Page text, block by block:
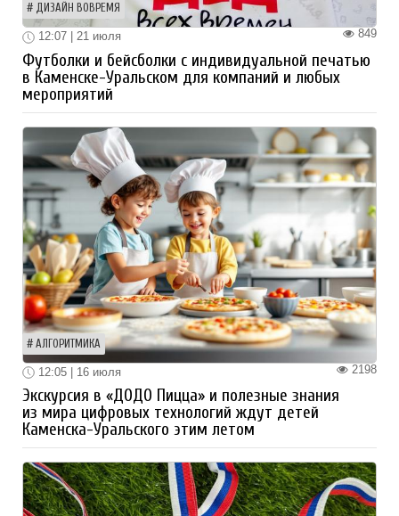
ДИЗАЙН ВОВРЕМЯ
849
12:07 | 21 июля
Футболки и бейсболки с индивидуальной печатью
в Каменске-Уральском для компаний и любых
мероприятий
АЛГОРИТМИКА
2198
12:05 | 16 июля
Экскурсия в «ДОДО Пицца» и полезные знания
из мира цифровых технологий ждут детей
Каменска-Уральского этим летом